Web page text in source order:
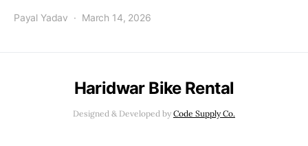
Payal Yadav March 14, 2026
Haridwar Bike Rental
Designed & Developed by Code Supply Co.